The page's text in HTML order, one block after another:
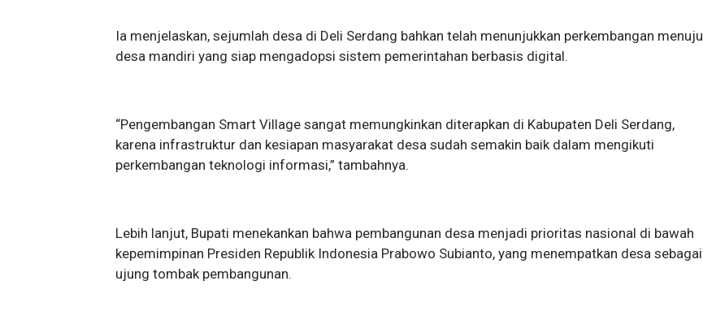
Ia menjelaskan, sejumlah desa di Deli Serdang bahkan telah menunjukkan perkembangan menuju
desa mandiri yang siap mengadopsi sistem pemerintahan berbasis digital.
“Pengembangan Smart Village sangat memungkinkan diterapkan di Kabupaten Deli Serdang,
karena infrastruktur dan kesiapan masyarakat desa sudah semakin baik dalam mengikuti
perkembangan teknologi informasi,” tambahnya.
Lebih lanjut, Bupati menekankan bahwa pembangunan desa menjadi prioritas nasional di bawah
kepemimpinan Presiden Republik Indonesia Prabowo Subianto, yang menempatkan desa sebagai
ujung tombak pembangunan.